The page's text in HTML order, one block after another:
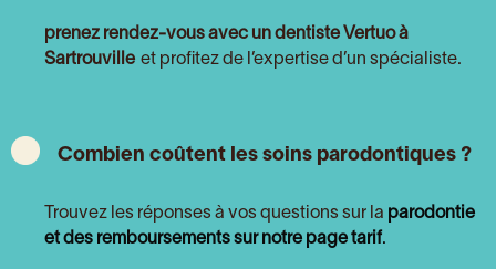
prenez rendez-vous avec un dentiste Vertuo à
Sartrouville et profitez de l’expertise d’un spécialiste.
Combien coûtent les soins parodontiques ?
Trouvez les réponses à vos questions sur la parodontie
et des remboursements sur notre page tarif.